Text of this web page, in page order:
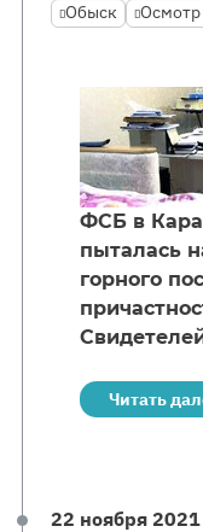
Обыск
ФСБ в
пыталась
горного
Читать
22 ноября 2021